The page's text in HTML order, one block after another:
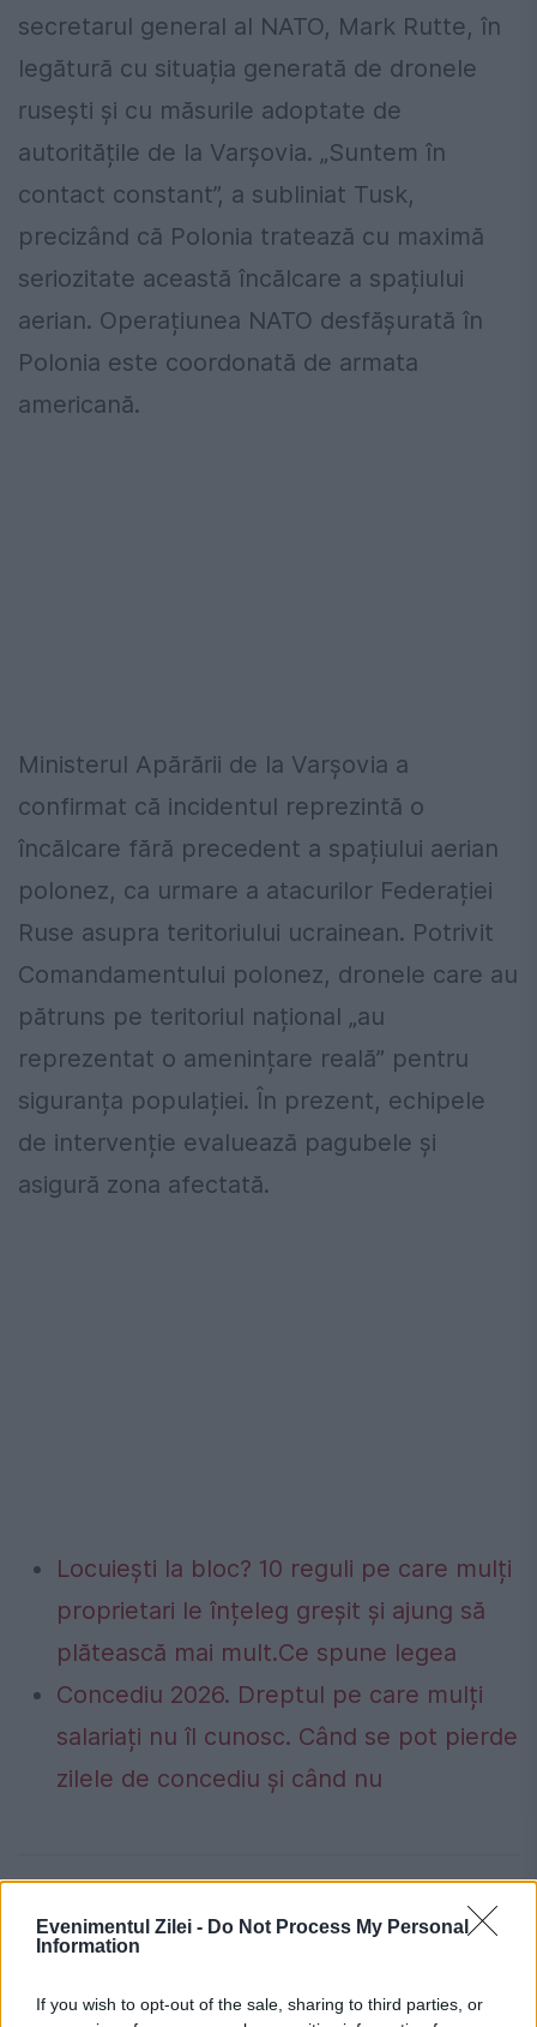
Evenimentul Zilei - Do Not Process My Personal
Information
If you wish to opt-out of the sale, sharing to third parties, or
secretarul general al NATO, Mark Rutte, în
legătură cu situația generată de dronele
rusești și cu măsurile adoptate de
autoritățile de la Varșovia. „Suntem în
contact constant”, a subliniat Tusk,
precizând că Polonia tratează cu maximă
seriozitate această încălcare a spațiului
aerian. Operațiunea NATO desfășurată în
Polonia este coordonată de armata
americană.
Ministerul Apărării de la Varșovia a
confirmat că incidentul reprezintă o
încălcare fără precedent a spațiului aerian
polonez, ca urmare a atacurilor Federației
Ruse asupra teritoriului ucrainean. Potrivit
Comandamentului polonez, dronele care au
pătruns pe teritoriul național „au
reprezentat o amenințare reală” pentru
siguranța populației. În prezent, echipele
de intervenție evaluează pagubele și
asigură zona afectată.
Locuiești la bloc? 10 reguli pe care mulți
proprietari le înțeleg greșit și ajung să
plătească mai mult.Ce spune legea
Concediu 2026. Dreptul pe care mulți
salariați nu îl cunosc. Când se pot pierde
zilele de concediu și când nu
drone nato polonia ucraina